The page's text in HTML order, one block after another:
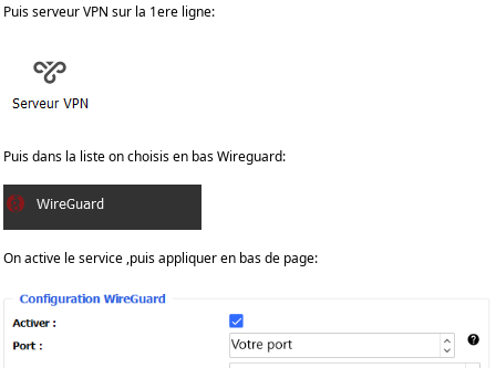
Puis serveur VPN sur la 1ere ligne:
Puis dans la liste on choisis en bas Wireguard:
On active le service ,puis appliquer en bas de page: